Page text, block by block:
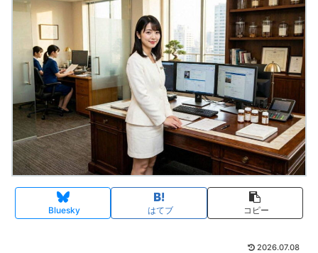
Bluesky はてブ コピー
2026.07.08